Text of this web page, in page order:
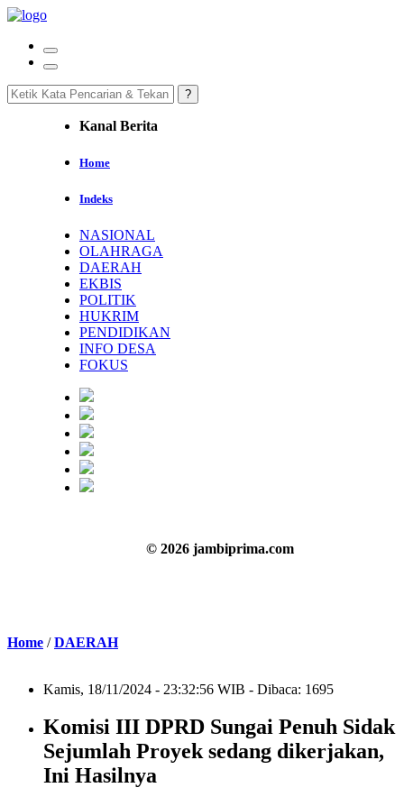
Kanal Berita
Home
Indeks
NASIONAL
OLAHRAGA
DAERAH
EKBIS
POLITIK
HUKRIM
PENDIDIKAN
INFO DESA
FOKUS
© 2026 jambiprima.com
Home /DAERAH
Kamis, 18/11/2024 - 23:32:56 WIB - Dibaca: 1695
Komisi III DPRD Sungai Penuh Sidak
Sejumlah Proyek sedang dikerjakan,
Ini Hasilnya